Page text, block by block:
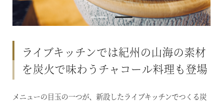
ライブキッチンでは紀州の山海の素材
を炭火で味わうチャコール料理も登場
メニューの目玉の一つが、新設したライブキッチンでつくる炭